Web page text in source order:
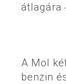
átlagára
A Mol
benzin